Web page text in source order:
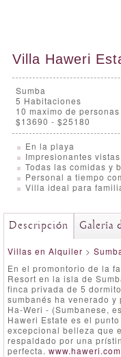
Villa Haweri
Sumba
5 Habitaciones
10 maximo de personas
$13690 - $25180
En la playa
Impresionantes
Todas las comidas y
Personal a tiempo
Villa ideal para
Descripción Galería
Villas en Alquiler >
En el promontorio de la
Resort en la isla de
finca privada de 5
sumbanés ha venerado
Ha-Weri - (Sumbanese,
Haweri Estate es el
excepcional belleza que
respaldado por una
perfecta. www.haweri.com